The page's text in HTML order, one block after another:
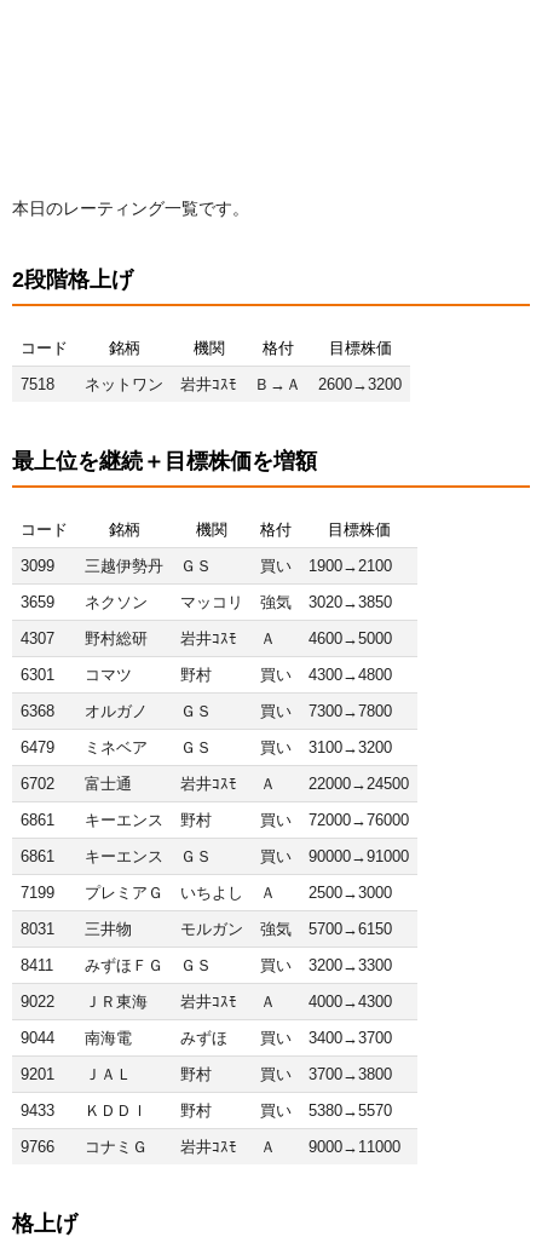
本日のレーティング一覧です。
2段階格上げ
コード 銘柄 機関 格付
目標株価
7518
ネットワン 岩井ｺｽﾓ Ｂ→Ａ 2600→3200
最上位を継続＋目標株価を増額
コード 銘柄 機関 格付
目標株価
3099
三越伊勢丹 ＧＳ 買い
1900→2100
3659
ネクソン マッコリ 強気
3020→3850
4307
野村総研 岩井ｺｽﾓ Ａ
4600→5000
6301
コマツ 野村 買い
4300→4800
6368
オルガノ ＧＳ 買い
7300→7800
6479
ミネベア ＧＳ 買い
3100→3200
6702
富士通 岩井ｺｽﾓ Ａ
22000→24500
6861
キーエンス 野村 買い
72000→76000
6861
キーエンス ＧＳ 買い
90000→91000
7199
プレミアＧ いちよし Ａ
2500→3000
8031
三井物 モルガン 強気
5700→6150
8411
みずほＦＧ ＧＳ 買い
3200→3300
9022
ＪＲ東海 岩井ｺｽﾓ Ａ
4000→4300
9044
南海電 みずほ 買い
3400→3700
9201
ＪＡＬ 野村 買い
3700→3800
9433
ＫＤＤＩ 野村 買い
5380→5570
9766
コナミＧ 岩井ｺｽﾓ Ａ 9000→11000
格上げ